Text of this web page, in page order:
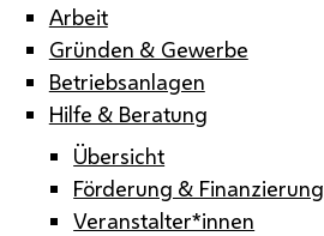
Arbeit
Gründen & Gewerbe
Betriebsanlagen
Hilfe & Beratung
Übersicht
Förderung & Finanzierung
Veranstalter*innen